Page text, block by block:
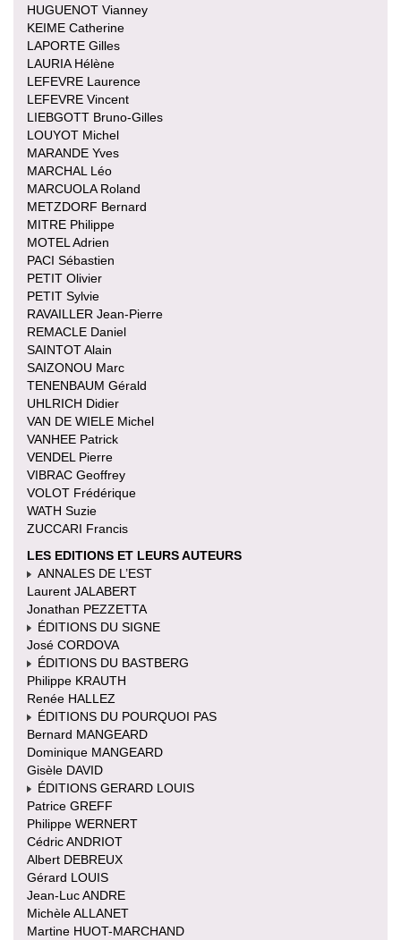
HUGUENOT Vianney
KEIME Catherine
LAPORTE Gilles
LAURIA Hélène
LEFEVRE Laurence
LEFEVRE Vincent
LIEBGOTT Bruno-Gilles
LOUYOT Michel
MARANDE Yves
MARCHAL Léo
MARCUOLA Roland
METZDORF Bernard
MITRE Philippe
MOTEL Adrien
PACI Sébastien
PETIT Olivier
PETIT Sylvie
RAVAILLER Jean-Pierre
REMACLE Daniel
SAINTOT Alain
SAIZONOU Marc
TENENBAUM Gérald
UHLRICH Didier
VAN DE WIELE Michel
VANHEE Patrick
VENDEL Pierre
VIBRAC Geoffrey
VOLOT Frédérique
WATH Suzie
ZUCCARI Francis
LES EDITIONS ET LEURS AUTEURS
ANNALES DE L’EST
Laurent JALABERT
Jonathan PEZZETTA
ÉDITIONS DU SIGNE
José CORDOVA
ÉDITIONS DU BASTBERG
Philippe KRAUTH
Renée HALLEZ
ÉDITIONS DU POURQUOI PAS
Bernard MANGEARD
Dominique MANGEARD
Gisèle DAVID
ÉDITIONS GERARD LOUIS
Patrice GREFF
Philippe WERNERT
Cédric ANDRIOT
Albert DEBREUX
Gérard LOUIS
Jean-Luc ANDRE
Michèle ALLANET
Martine HUOT-MARCHAND